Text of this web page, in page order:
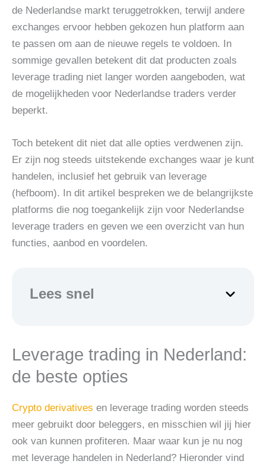
de Nederlandse markt teruggetrokken, terwijl andere
exchanges ervoor hebben gekozen hun platform aan
te passen om aan de nieuwe regels te voldoen. In
sommige gevallen betekent dit dat producten zoals
leverage trading niet langer worden aangeboden, wat
de mogelijkheden voor Nederlandse traders verder
beperkt.
Toch betekent dit niet dat alle opties verdwenen zijn.
Er zijn nog steeds uitstekende exchanges waar je kunt
handelen, inclusief het gebruik van leverage
(hefboom). In dit artikel bespreken we de belangrijkste
platforms die nog toegankelijk zijn voor Nederlandse
leverage traders en geven we een overzicht van hun
functies, aanbod en voordelen.
Lees snel
Leverage trading in Nederland:
de beste opties
Crypto derivatives en leverage trading worden steeds
meer gebruikt door beleggers, en misschien wil jij hier
ook van kunnen profiteren. Maar waar kun je nu nog
met leverage handelen in Nederland? Hieronder vind